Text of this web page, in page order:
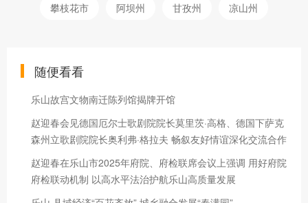
攀枝花市
阿坝州 甘孜州 凉山州
随便看看
乐山故宫文物南迁陈列馆揭牌开馆
赵迎春会见德国厄尔士歌剧院院长莫里茨·高格、德国下萨克
森州立歌剧院院长奥利弗·格拉夫 畅叙友好情谊深化交流合作
赵迎春在乐山市2025年府院、府检联席会议上强调 用好府院
府检联动机制 以高水平法治护航乐山高质量发展